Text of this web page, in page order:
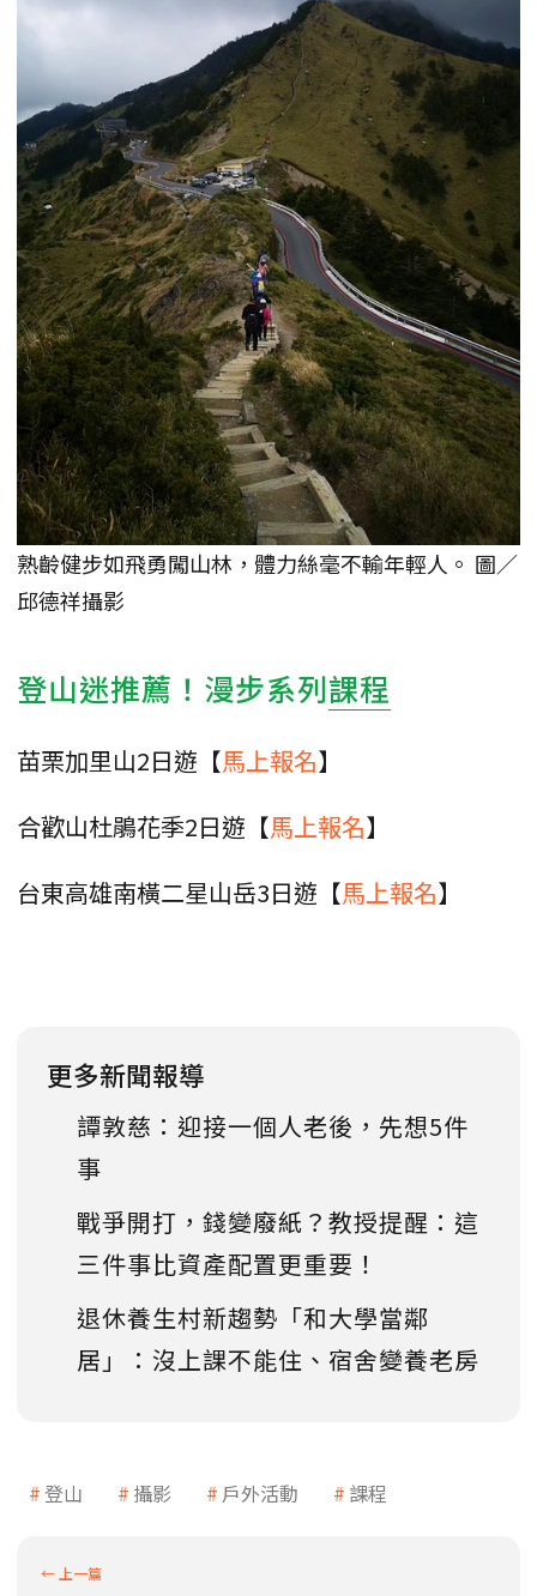
熟齡健步如飛勇闖山林，體力絲毫不輸年輕人。 圖／
邱德祥攝影
登山迷推薦！漫步系列課程
苗栗加里山2日遊【馬上報名】
合歡山杜鵑花季2日遊【馬上報名】
台東高雄南橫二星山岳3日遊【馬上報名】
更多新聞報導
譚敦慈：迎接一個人老後，先想5件
事
戰爭開打，錢變廢紙？教授提醒：這
三件事比資產配置更重要！
退休養生村新趨勢「和大學當鄰
居」：沒上課不能住、宿舍變養老房
登山 攝影 戶外活動 課程